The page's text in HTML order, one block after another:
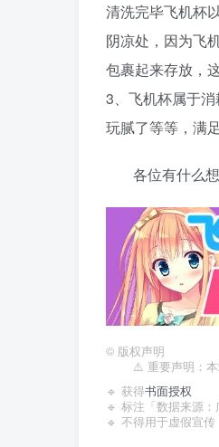
清洗完毕飞机杯
阴凉处，因为飞
包裹起来存放，
3、飞机杯属于
玩腻了等等，满
各位有什么
© 版权声明
⚠️ 重要声明：
🔹 获得书面授权
🔹 标注「数据来源
🔹 不得用于虚假宣传